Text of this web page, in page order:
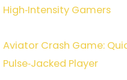
High‑Intensity Gamers
Aviator Crash Game:
Pulse‑Jacked Player